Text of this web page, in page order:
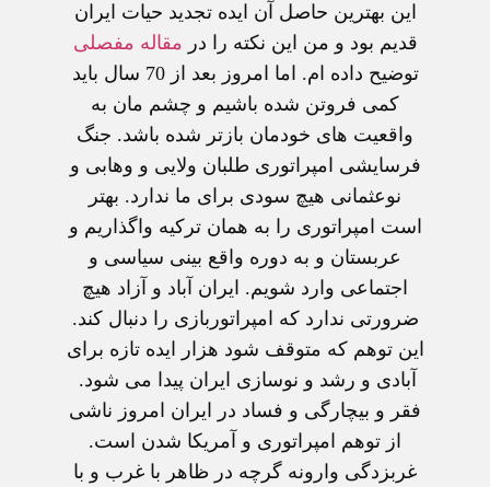
این بهترین حاصل آن ایده تجدید حیات ایران
قدیم بود و من این نکته را در مقاله مفصلی
توضیح داده ام. اما امروز بعد از 70 سال باید
کمی فروتن شده باشیم و چشم مان به
واقعیت های خودمان بازتر شده باشد. جنگ
فرسایشی امپراتوری طلبان ولایی و وهابی و
نوعثمانی هیچ سودی برای ما ندارد. بهتر
است امپراتوری را به همان ترکیه واگذاریم و
عربستان و به دوره واقع بینی سیاسی و
اجتماعی وارد شویم. ایران آباد و آزاد هیچ
ضرورتی ندارد که امپراتوربازی را دنبال کند.
این توهم که متوقف شود هزار ایده تازه برای
آبادی و رشد و نوسازی ایران پیدا می شود.
فقر و بیچارگی و فساد در ایران امروز ناشی
از توهم امپراتوری و آمریکا شدن است.
غربزدگی وارونه گرچه در ظاهر با غرب و با